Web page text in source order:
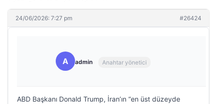
24/06/2026: 7:27 pm #26424
A admin Anahtar yönetici
ABD Başkanı Donald Trump, İran’ın “en üst düzeyde